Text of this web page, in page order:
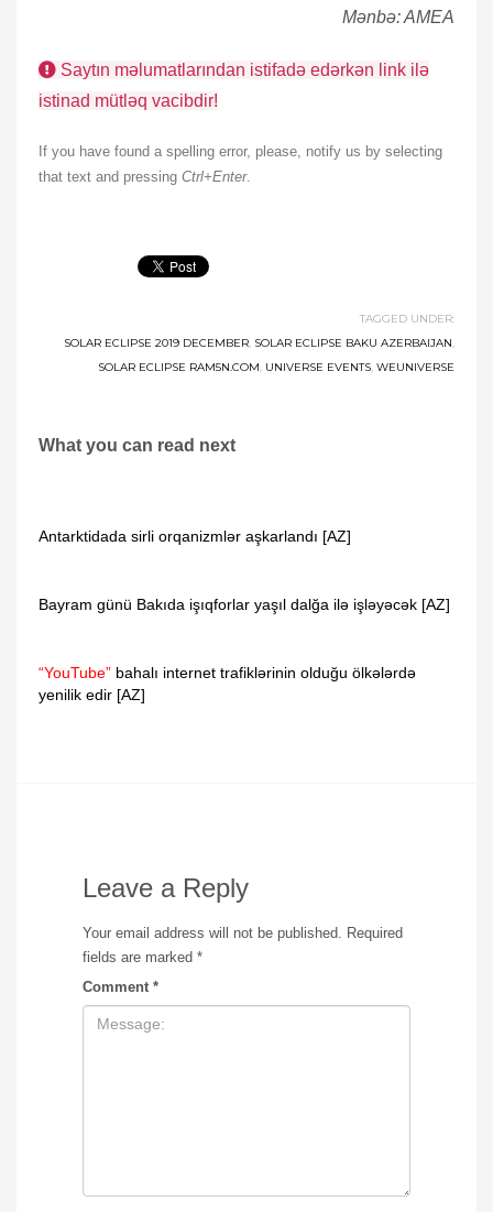
Mənbə: AMEA
Saytın məlumatlarından istifadə edərkən link ilə
istinad mütləq vacibdir!
If you have found a spelling error, please, notify us by selecting
that text and pressing Ctrl+Enter.
TAGGED UNDER:
SOLAR ECLIPSE 2019 DECEMBER SOLAR ECLIPSE BAKU AZERBAIJAN
SOLAR ECLIPSE RAM5N.COM UNIVERSE EVENTS WEUNIVERSE
What you can read next
Antarktidada sirli orqanizmlər aşkarlandı [AZ]
Bayram günü Bakıda işıqforlar yaşıl dalğa ilə işləyəcək [AZ]
“YouTube” bahalı internet trafiklərinin olduğu ölkələrdə
yenilik edir [AZ]
Leave a Reply
Your email address will not be published. Required
fields are marked *
Comment *